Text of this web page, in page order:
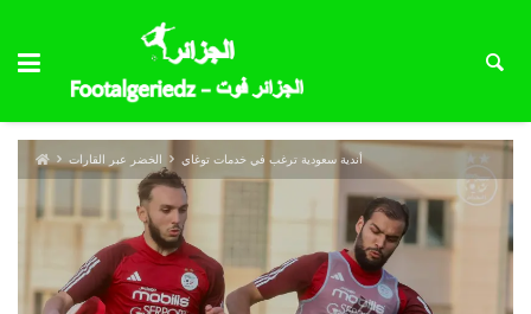
الخضر عبر القارات أندية سعودية ترغب في خدمات توغاي